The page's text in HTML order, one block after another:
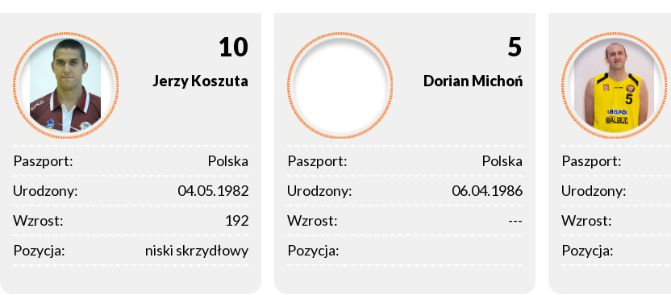
10
JerzyKoszuta
Paszport:
Polska
Urodzony:
04.05.1982
Wzrost:
192
Pozycja:
niski skrzydłowy
5
Dorian Michoń
Paszport:
Polska
Urodzony:
06.04.1986
Wzrost:
---
Pozycja:
Paszport:
Urodzony:
Wzrost:
Pozycja: